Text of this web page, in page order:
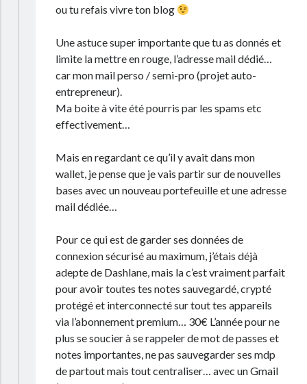
ou tu refais vivre ton blog
Une astuce super importante que tu as donnés et
limite la mettre en rouge, l’adresse mail dédié…
car mon mail perso / semi-pro (projet auto-
entrepreneur).
Ma boite à vite été pourris par les spams etc
effectivement…
Mais en regardant ce qu’il y avait dans mon
wallet, je pense que je vais partir sur de nouvelles
bases avec un nouveau portefeuille et une adresse
mail dédiée…
Pour ce qui est de garder ses données de
connexion sécurisé au maximum, j’étais déjà
adepte de Dashlane, mais la c’est vraiment parfait
pour avoir toutes tes notes sauvegardé, crypté
protégé et interconnecté sur tout tes appareils
via l’abonnement premium… 30€ L’année pour ne
plus se soucier à se rappeler de mot de passes et
notes importantes, ne pas sauvegarder ses mdp
de partout mais tout centraliser… avec un Gmail